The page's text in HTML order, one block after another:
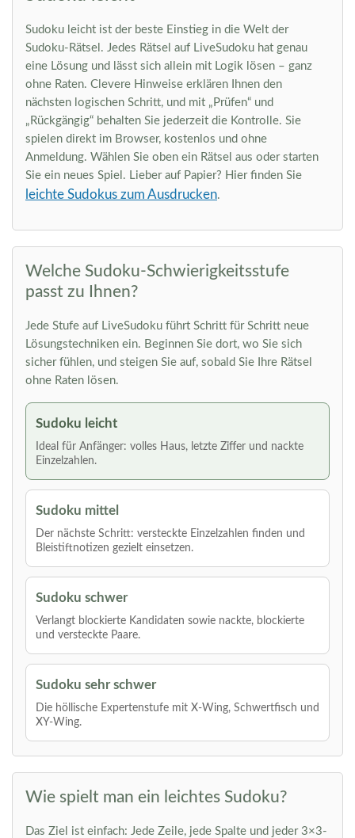
Sudoku leicht ist der beste Einstieg in die Welt der
Sudoku-Rätsel. Jedes Rätsel auf LiveSudoku hat genau
eine Lösung und lässt sich allein mit Logik lösen – ganz
ohne Raten. Clevere Hinweise erklären Ihnen den
nächsten logischen Schritt, und mit „Prüfen“ und
„Rückgängig“ behalten Sie jederzeit die Kontrolle. Sie
spielen direkt im Browser, kostenlos und ohne
Anmeldung. Wählen Sie oben ein Rätsel aus oder starten
Sie ein neues Spiel. Lieber auf Papier? Hier finden Sie
leichte Sudokus zum Ausdrucken.
Welche Sudoku-Schwierigkeitsstufe
passt zu Ihnen?
Jede Stufe auf LiveSudoku führt Schritt für Schritt neue
Lösungstechniken ein. Beginnen Sie dort, wo Sie sich
sicher fühlen, und steigen Sie auf, sobald Sie Ihre Rätsel
ohne Raten lösen.
Sudoku leicht
Ideal für Anfänger: volles Haus, letzte Ziffer und nackte
Einzelzahlen.
Sudoku mittel
Der nächste Schritt: versteckte Einzelzahlen finden und
Bleistiftnotizen gezielt einsetzen.
Sudoku schwer
Verlangt blockierte Kandidaten sowie nackte, blockierte
und versteckte Paare.
Sudoku sehr schwer
Die höllische Expertenstufe mit X-Wing, Schwertfisch und
XY-Wing.
Wie spielt man ein leichtes Sudoku?
Das Ziel ist einfach: Jede Zeile, jede Spalte und jeder 3×3-